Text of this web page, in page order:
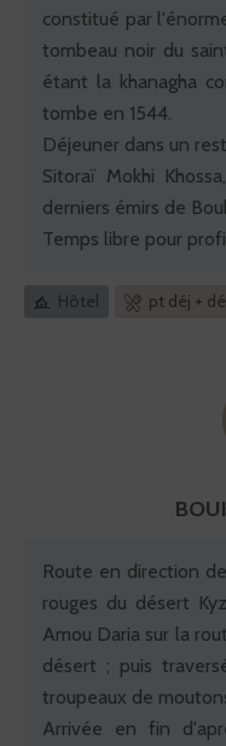
constitué par
tombeau noir du
étant la khanagha
tombe en 1544.
Déjeuner dans un
Sitoraï Mokhi
derniers émirs de
Temps libre pour
Hôtel pt déj +
Route en direction
rouges du désert
Amou Daria sur la
désert ; puis
troupeaux de
Arrivée en fin